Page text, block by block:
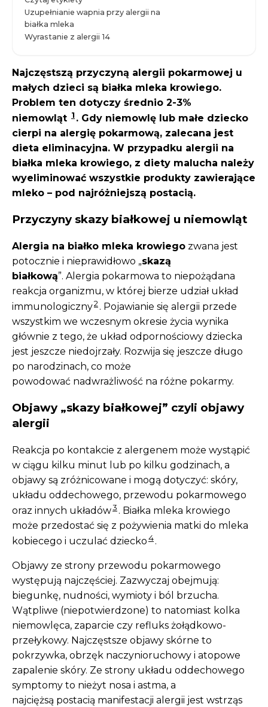
Uzupełnianie wapnia przy alergii na
białka mleka
Wyrastanie z alergii 14
Najczęstszą przyczyną alergii pokarmowej u
małych dzieci są białka mleka krowiego.
Problem ten dotyczy średnio 2-3%
niemowląt 1. Gdy niemowlę lub małe dziecko
cierpi na alergię pokarmową, zalecana jest
dieta eliminacyjna. W przypadku alergii na
białka mleka krowiego, z diety malucha należy
wyeliminować wszystkie produkty zawierające
mleko – pod najróżniejszą postacią.
Przyczyny skazy białkowej u niemowląt
Alergia na białko mleka krowiego zwana jest
potocznie i nieprawidłowo „skazą
białkową”. Alergia pokarmowa to niepożądana
reakcja organizmu, w której bierze udział układ
immunologiczny2 . Pojawianie się alergii przede
wszystkim we wczesnym okresie życia wynika
głównie z tego, że układ odpornościowy dziecka
jest jeszcze niedojrzały. Rozwija się jeszcze długo
po narodzinach, co może
powodować nadwrażliwość na różne pokarmy.
Objawy „skazy białkowej” czyli objawy
alergii
Reakcja po kontakcie z alergenem może wystąpić
w ciągu kilku minut lub po kilku godzinach, a
objawy są zróżnicowane i mogą dotyczyć: skóry,
układu oddechowego, przewodu pokarmowego
oraz innych układów3 . Białka mleka krowiego
może przedostać się z pożywienia matki do mleka
kobiecego i uczulać dziecko4.
Objawy ze strony przewodu pokarmowego
występują najczęściej. Zazwyczaj obejmują:
biegunkę, nudności, wymioty i ból brzucha.
Wątpliwe (niepotwierdzone) to natomiast kolka
niemowlęca, zaparcie czy refluks żołądkowo-
przełykowy. Najczęstsze objawy skórne to
pokrzywka, obrzęk naczynioruchowy i atopowe
zapalenie skóry. Ze strony układu oddechowego
symptomy to nieżyt nosa i astma, a
najciężsą postacią manifestacji alergii jest wstrząs